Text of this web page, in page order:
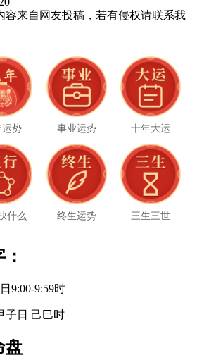
容来自网友投稿，若有侵权请联系我
势 事业运势 十年大运
什么 终生运势 三生三世
9:00-9:59时
子日 己巳时
盘